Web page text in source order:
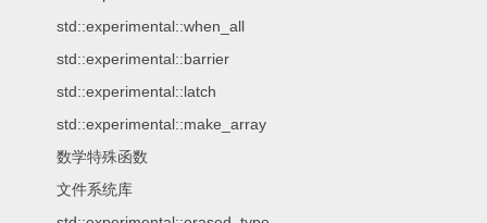
std::experimental::when_all
std::experimental::barrier
std::experimental::latch
std::experimental::make_array
数学特殊函数
文件系统库